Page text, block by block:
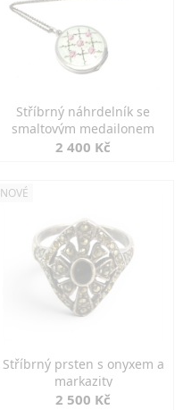
Stříbrný náhrdelník se
smaltovým medailonem
2 400 Kč
NOVÉ
Stříbrný prsten s onyxem a
markazity
2 500 Kč